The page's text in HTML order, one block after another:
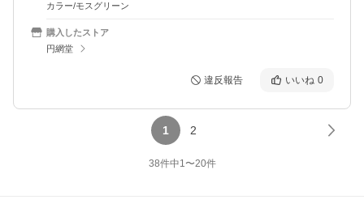
カラー/モスグリーン
購入したストア
円網堂
違反報告 いいね 0
1 2
38件中1〜20件